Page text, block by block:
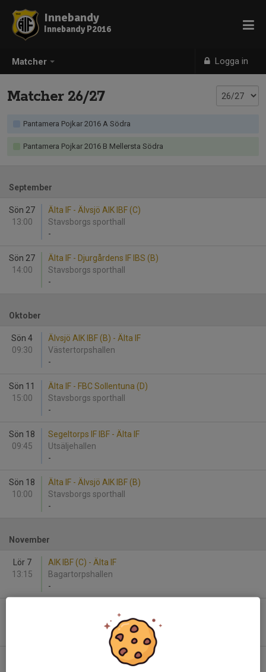
Matcher Logga in
Innebandy
Innebandy P2016
Matcher 26/27
Pantamera Pojkar 2016 A Södra
Pantamera Pojkar 2016 B Mellersta Södra
September
Sön 27
13:00
Älta IF - Älvsjö AIK IBF (C)
Stavsborgs sporthall
-
Sön 27
14:00
Älta IF - Djurgårdens IF IBS (B)
Stavsborgs sporthall
-
Oktober
Sön 4
09:30
Älvsjö AIK IBF (B) - Älta IF
Västertorpshallen
-
Sön 11
15:00
Älta IF - FBC Sollentuna (D)
Stavsborgs sporthall
-
Sön 18
09:45
Segeltorps IF IBF - Älta IF
Utsäljehallen
-
Sön 18
10:00
Älta IF - Älvsjö AIK IBF (B)
Stavsborgs sporthall
-
November
Lör 7
13:15
AIK IBF (C) - Älta IF
Bagartorpshallen
-
Stavsborgs sporthall
Farsta IBK - Älta IF